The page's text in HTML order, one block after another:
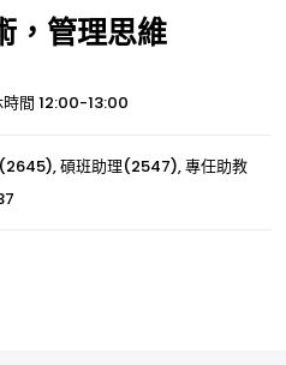
，管理思維
時間 12:00-13:00
碩班助理(2547), 專任助教